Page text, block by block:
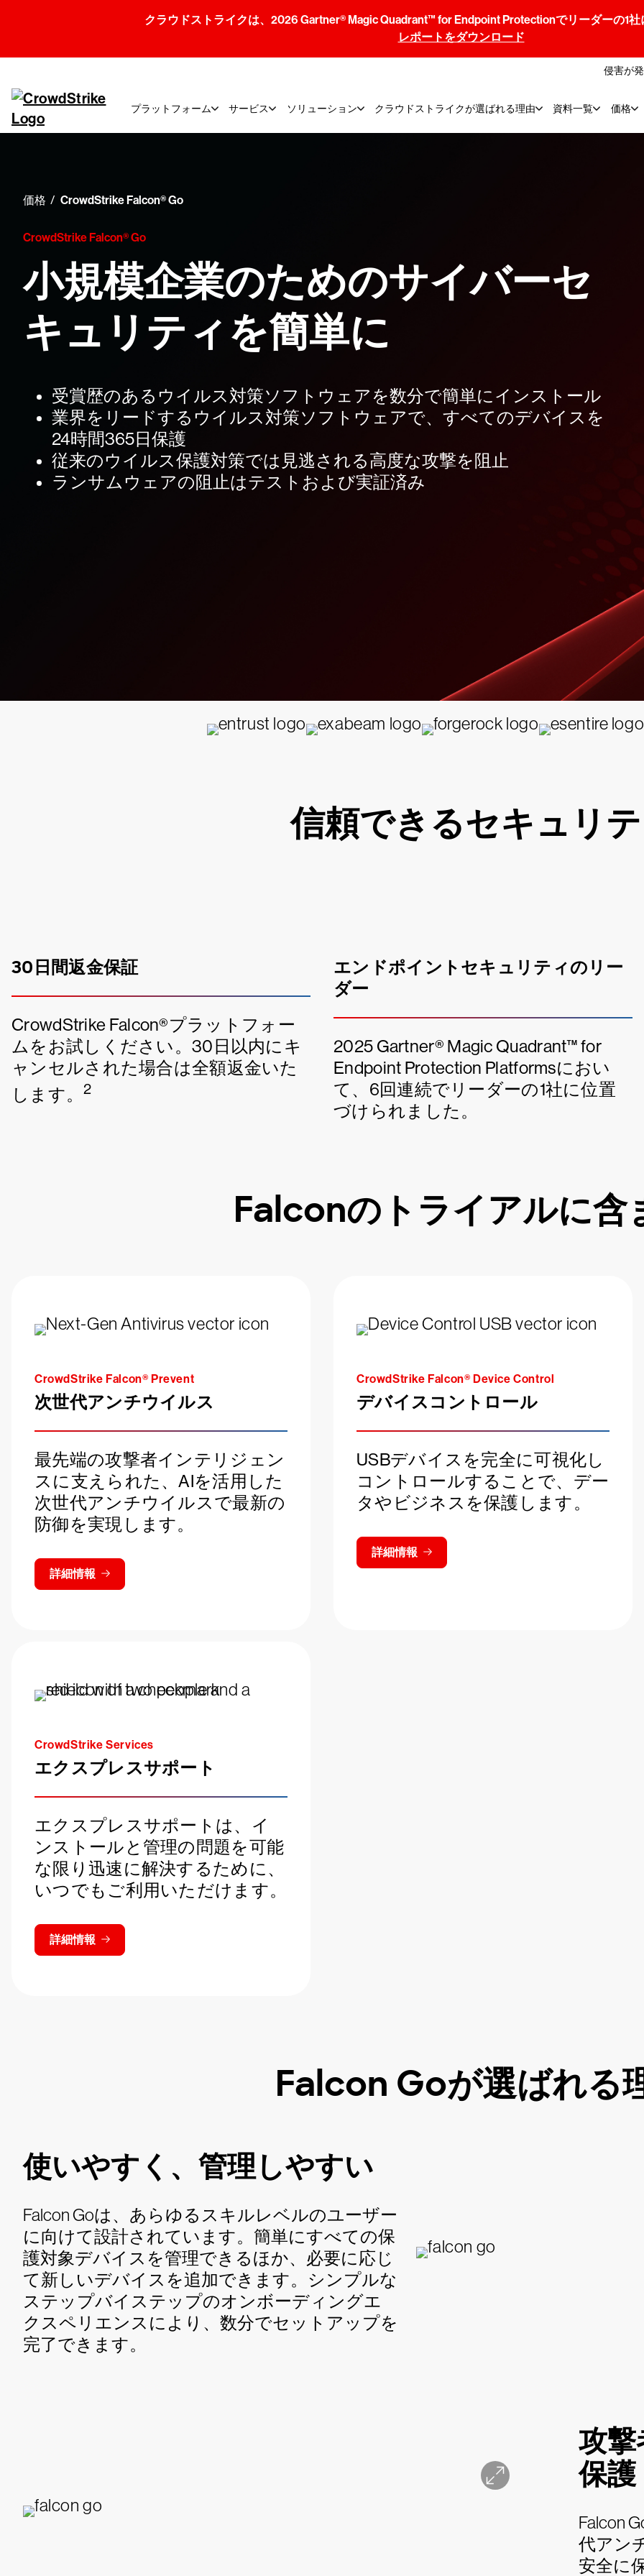
クラウドストライクは、2026 Gartner® Magic Quadrant™ for Endpoint Protectionでリーダーの1
レポートをダウンロード
侵害が
プラットフォーム サービス ソリューション クラウドストライクが選ばれる理由 資料一覧 価格
価格 CrowdStrike Falcon® Go
CrowdStrike Falcon® Go
小規模企業のためのサイバーセ
キュリティを簡単に
受賞歴のあるウイルス対策ソフトウェアを数分で簡単にインストール
業界をリードするウイルス対策ソフトウェアで、すべてのデバイスを
24時間365日保護
従来のウイルス保護対策では見逃される高度な攻撃を阻止
ランサムウェアの阻止はテストおよび実証済み
信頼できるセキュリ
30日間返金保証
CrowdStrike Falcon®プラットフォー
ムをお試しください。30日以内にキ
ャンセルされた場合は全額返金いた
します。2
エンドポイントセキュリティのリー
ダー
2025 Gartner® Magic Quadrant™ for
Endpoint Protection Platformsにおい
て、6回連続でリーダーの1社に位置
づけられました。
Falconのトライアルに含
CrowdStrike Falcon® Prevent
次世代アンチウイルス
最先端の攻撃者インテリジェン
スに支えられた、AIを活用した
次世代アンチウイルスで最新の
防御を実現します。
詳細情報
CrowdStrike Falcon® Device Control
デバイスコントロール
USBデバイスを完全に可視化し
コントロールすることで、デー
タやビジネスを保護します。
詳細情報
CrowdStrike Services
エクスプレスサポート
エクスプレスサポートは、イ
ンストールと管理の問題を可能
な限り迅速に解決するために、
いつでもご利用いただけます。
詳細情報
Falcon Goが選ばれる
使いやすく、管理しやすい
Falcon Goは、あらゆるスキルレベルのユーザー
に向けて設計されています。簡単にすべての保
護対象デバイスを管理できるほか、必要に応じ
て新しいデバイスを追加できます。シンプルな
ステップバイステップのオンボーディングエ
クスペリエンスにより、数分でセットアップを
完了できます。
攻
保護
Falcon
代アン
安全に